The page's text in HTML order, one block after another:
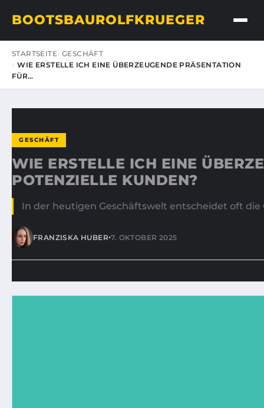
BOOTSBAUROLFKRUEGER
STARTSEITE GESCHÄFT
WIE ERSTELLE ICH EINE ÜBERZEUGENDE PRÄSENTATION
FÜR…
GESCHÄFT
WIE ERSTELLE ICH EINE
POTENZIELLE KUNDEN?
In der heutigen Geschäftswelt entscheidet oft
FRANZISKA HUBER•7. OKTOBER 2025